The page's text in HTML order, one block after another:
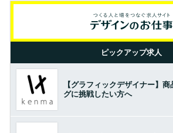
ピックアップ求人
【グラフィックデザイナー】
グに挑戦したい方へ